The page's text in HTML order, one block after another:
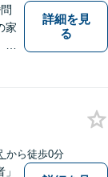
家
詳細を見
る
から徒歩0分